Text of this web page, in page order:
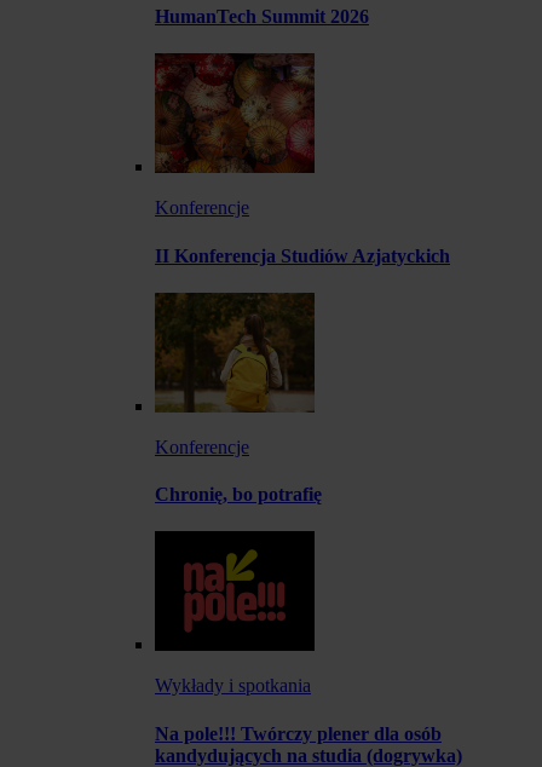
HumanTech Summit 2026
Konferencje
II Konferencja Studiów Azjatyckich
Konferencje
Chronię, bo potrafię
Wykłady i spotkania
Na pole!!! Twórczy plener dla osób
kandydujących na studia (dogrywka)